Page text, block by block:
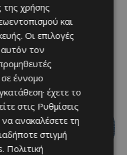
της χρήσης
και
Οι επιλογές
τον
έννομο
έχετε το
στις Ρυθμίσεις
ανακαλέσετε τη
στιγμή
. Πολιτική